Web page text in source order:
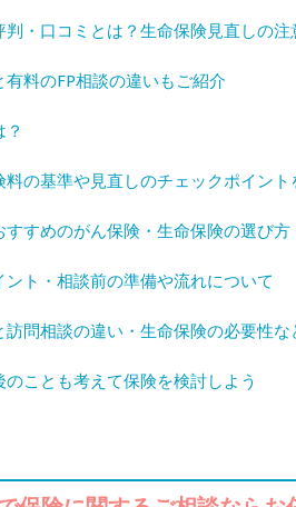
・口コミとは？生命保険見直しの
料のFP相談の違いもご紹介
の基準や見直しのチェックポイント
すめのがん保険・生命保険の選び方
ト・相談前の準備や流れについて
問相談の違い・生命保険の必要性な
ことも考えて保険を検討しよう